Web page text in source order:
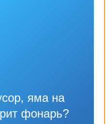
яма на
фонарь?